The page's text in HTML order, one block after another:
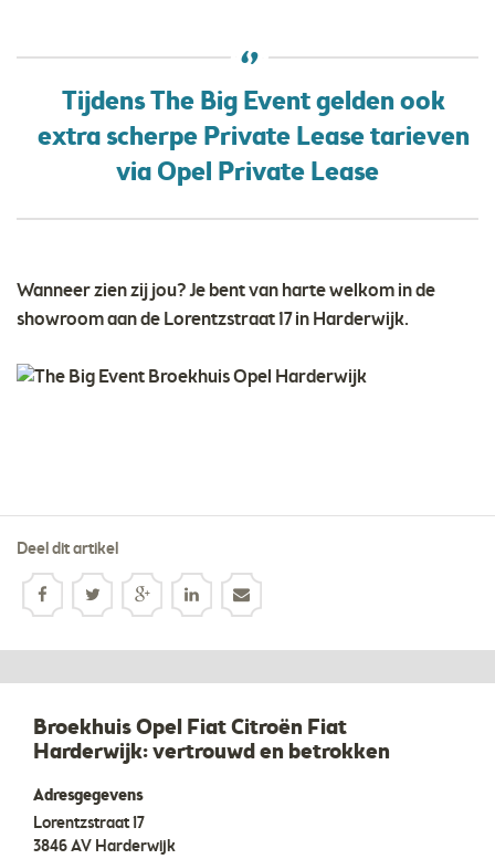
Tijdens The Big Event gelden ook
extra scherpe Private Lease tarieven
via Opel Private Lease
Wanneer zien zij jou? Je bent van harte welkom in de
showroom aan de Lorentzstraat 17 in Harderwijk.
Deel dit artikel
Broekhuis Opel Fiat Citroën Fiat
Harderwijk: vertrouwd en betrokken
Adresgegevens
Lorentzstraat 17
3846 AV Harderwijk